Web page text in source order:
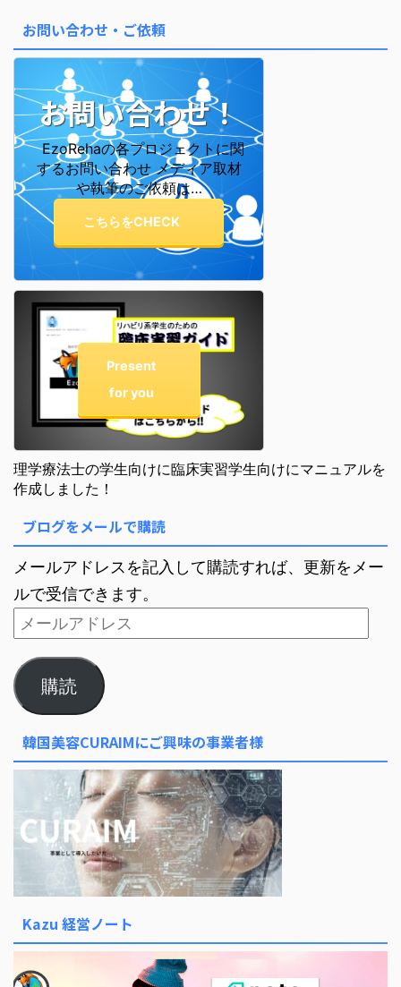
お問い合わせ・ご依頼
お問い合わせ！
EzoRehaの各プロジェクトに関
するお問い合わせ メディア取材
や執筆のご依頼は…
こちらをCHECK
Present
for you
理学療法士の学生向けに臨床実習学生向けにマニュアルを
作成しました！
ブログをメールで購読
メールアドレスを記入して購読すれば、更新をメー
ルで受信できます。
購読
韓国美容CURAIMにご興味の事業者様
Kazu 経営ノート